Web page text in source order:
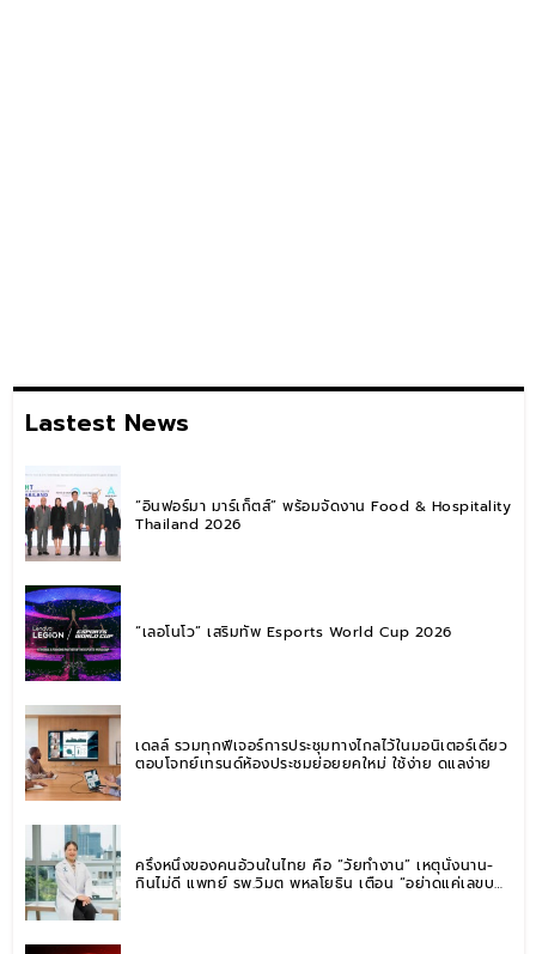
Lastest News
“อินฟอร์มา มาร์เก็ตส์” พร้อมจัดงาน Food & Hospitality
Thailand 2026
“เลอโนโว” เสริมทัพ Esports World Cup 2026
เดลล์ รวมทุกฟีเจอร์การประชุมทางไกลไว้ในมอนิเตอร์เดียว
ตอบโจทย์เทรนด์ห้องประชุมย่อยยุคใหม่ ใช้ง่าย ดูแลง่าย
ครึ่งหนึ่งของคนอ้วนในไทย คือ “วัยทำงาน” เหตุนั่งนาน-
กินไม่ดี แพทย์ รพ.วิมุต พหลโยธิน เตือน “อย่าดูแค่เลขบน